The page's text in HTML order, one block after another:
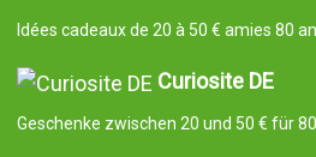
Idées cadeaux de 20 à 50 € amies 80
Curiosite DE
Geschenke zwischen 20 und 50 € für